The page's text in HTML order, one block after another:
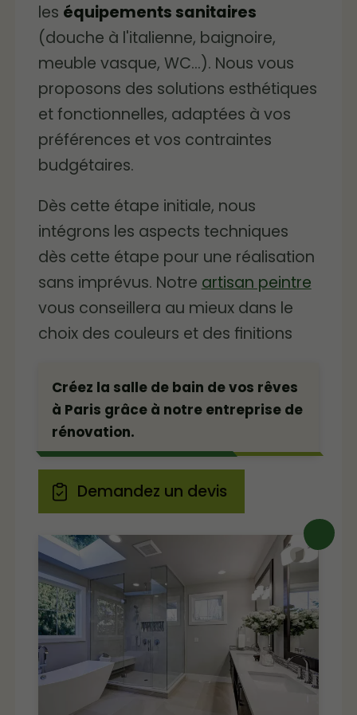
les équipements sanitaires
(douche à l'italienne, baignoire,
meuble vasque, WC...). Nous vous
proposons des solutions esthétiques
et fonctionnelles, adaptées à vos
préférences et vos contraintes
budgétaires.
Dès cette étape initiale, nous
intégrons les aspects techniques
dès cette étape pour une réalisation
sans imprévus. Notre artisan peintre
vous conseillera au mieux dans le
choix des couleurs et des finitions
Créez la salle de bain de vos rêves
à Paris grâce à notre entreprise de
rénovation.
Demandez un devis